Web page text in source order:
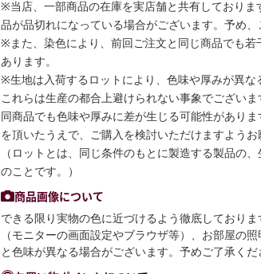
※当店、一部商品の在庫を実店舗と共有しておりま
品が品切れになっている場合がございます。予め、
※また、染色により、前回ご注文と同じ商品でも若
あります。
※生地は入荷するロットにより、色味や厚みが異な
これらは生産の都合上避けられない事象でございま
同商品でも色味や厚みに差が生じる可能性があり
を頂いたうえで、ご購入を検討いただけますようお
（ロットとは、同じ条件のもとに製造する製品の
のことです。）
商品画像について
できる限り実物の色に近づけるよう徹底しており
（モニターの画面設定やブラウザ等）、お部屋の
と色味が異なる場合がございます。予めご了承くだ